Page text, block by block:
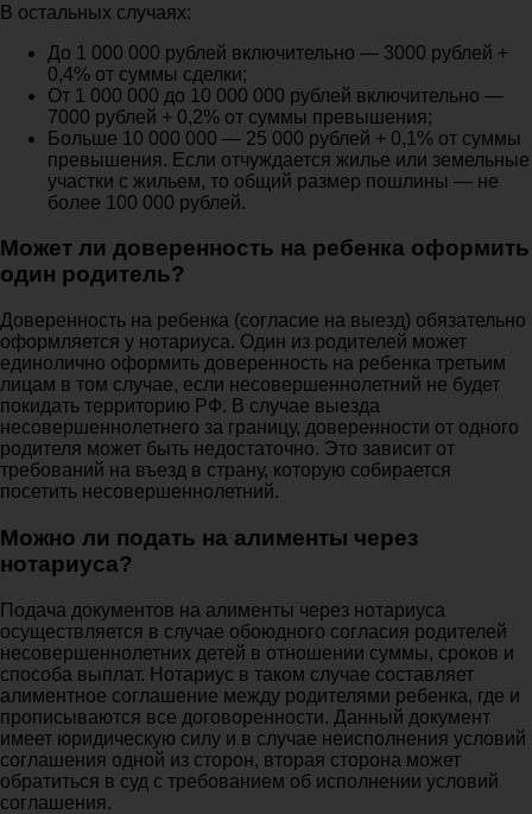
В остальных случаях:
До 1 000 000 рублей включительно — 3000 рублей +
0,4% от суммы сделки;
От 1 000 000 до 10 000 000 рублей включительно —
7000 рублей + 0,2% от суммы превышения;
Больше 10 000 000 — 25 000 рублей + 0,1% от суммы
превышения. Если отчуждается жилье или земельные
участки с жильем, то общий размер пошлины — не
более 100 000 рублей.
Может ли доверенность на ребенка оформить
один родитель?
Доверенность на ребенка (согласие на выезд) обязательно
оформляется у нотариуса. Один из родителей может
единолично оформить доверенность на ребенка третьим
лицам в том случае, если несовершеннолетний не будет
покидать территорию РФ. В случае выезда
несовершеннолетнего за границу, доверенности от одного
родителя может быть недостаточно. Это зависит от
требований на въезд в страну, которую собирается
посетить несовершеннолетний.
Можно ли подать на алименты через
нотариуса?
Подача документов на алименты через нотариуса
осуществляется в случае обоюдного согласия родителей
несовершеннолетних детей в отношении суммы, сроков и
способа выплат. Нотариус в таком случае составляет
алиментное соглашение между родителями ребенка, где и
прописываются все договоренности. Данный документ
имеет юридическую силу и в случае неисполнения условий
соглашения одной из сторон, вторая сторона может
обратиться в суд с требованием об исполнении условий
соглашения.